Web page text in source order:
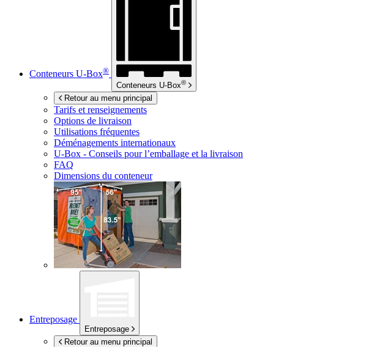
Conteneurs U-Box®
Conteneurs U-Box®
Retour au menu principal
Tarifs et renseignements
Options de livraison
Utilisations fréquentes
Déménagements internationaux
U-Box - Conseils pour l’emballage et la livraison
FAQ
Dimensions du conteneur
Entreposage
Entreposage
Retour au menu principal